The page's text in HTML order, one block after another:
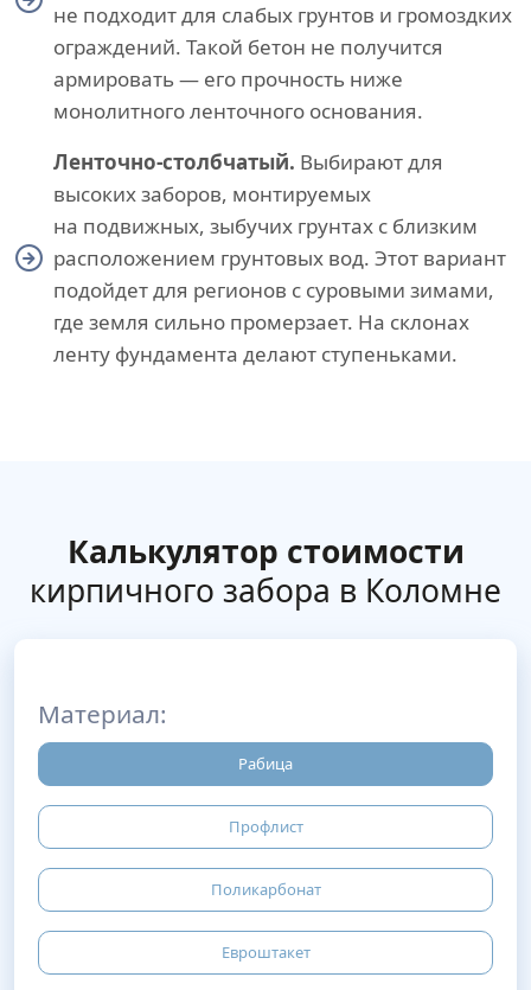
не подходит для слабых грунтов и громоздких
ограждений. Такой бетон не получится
армировать — его прочность ниже
монолитного ленточного основания.
Ленточно-столбчатый. Выбирают для
высоких заборов, монтируемых
на подвижных, зыбучих грунтах с близким
расположением грунтовых вод. Этот вариант
подойдет для регионов с суровыми зимами,
где земля сильно промерзает. На склонах
ленту фундамента делают ступеньками.
Калькулятор стоимости
кирпичного забора в Коломне
Материал:
Рабица
Профлист
Поликарбонат
Евроштакет